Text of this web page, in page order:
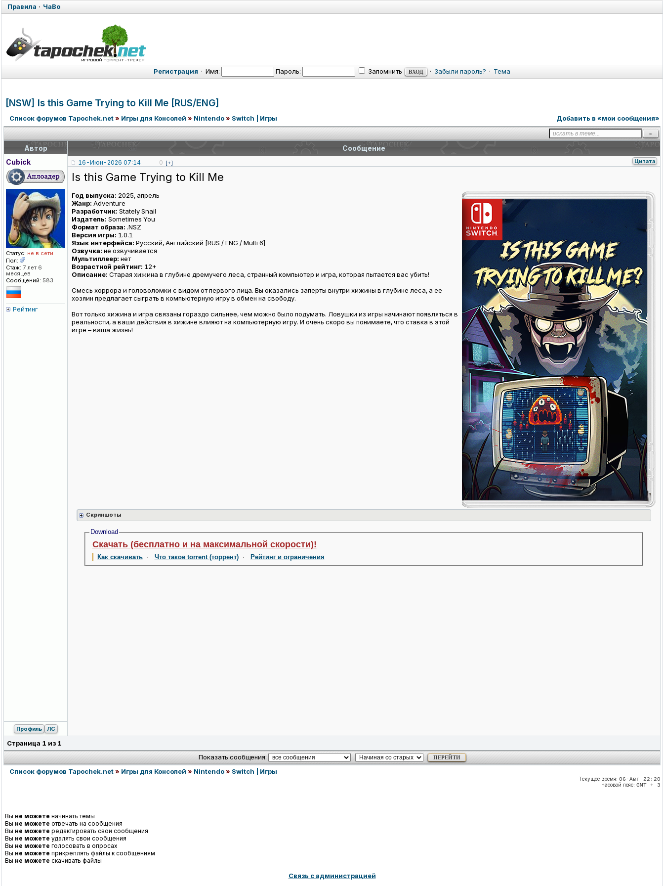
Правила · ЧаВо
Регистрация · Имя: Пароль: Запомнить · Забыли пароль? · Тема
[NSW] Is this Game Trying to Kill Me [RUS/ENG]
Список форумов Tapochek.net» Игры для Консолей » Nintendo» Switch | Игры Добавить в «мои сообщения»
Автор
Сообщение
Cubick
Статус: не в сети
Пол:
Стаж: 7 лет 6
месяцев
Сообщений: 583
Рейтинг
16-Июн-2026 07:14 0 [+] Цитата
Is this Game Trying to Kill Me
Год выпуска: 2025, апрель
Жанр: Adventure
Разработчик: Stately Snail
Издатель: Sometimes You
Формат образа: .NSZ
Версия игры: 1.0.1
Язык интерфейса: Русский, Английский [RUS / ENG / Multi 6]
Озвучка: не озвучивается
Мультиплеер: нет
Возрастной рейтинг: 12+
Описание: Старая хижина в глубине дремучего леса, странный компьютер и игра, которая пытается вас убить!
Смесь хоррора и головоломки с видом от первого лица. Вы оказались заперты внутри хижины в глубине леса, а ее
хозяин предлагает сыграть в компьютерную игру в обмен на свободу.
Вот только хижина и игра связаны гораздо сильнее, чем можно было подумать. Ловушки из игры начинают появляться в
реальности, а ваши действия в хижине влияют на компьютерную игру. И очень скоро вы понимаете, что ставка в этой
игре – ваша жизнь!
Скриншоты
Download
Скачать (бесплатно и на максимальной скорости)!
Как скачивать· Что такое torrent (торрент)· Рейтинг и ограничения
Профиль ЛС
Страница 1 из 1
Показать сообщения:
Список форумов Tapochek.net» Игры для Консолей » Nintendo» Switch | Игры
Текущее время: 06-Авг 22:20
Часовой пояс: GMT + 3
Вы не можете начинать темы
Вы не можете отвечать на сообщения
Вы не можете редактировать свои сообщения
Вы не можете удалять свои сообщения
Вы не можете голосовать в опросах
Вы не можете прикреплять файлы к сообщениям
Вы не можете скачивать файлы
Связь с администрацией